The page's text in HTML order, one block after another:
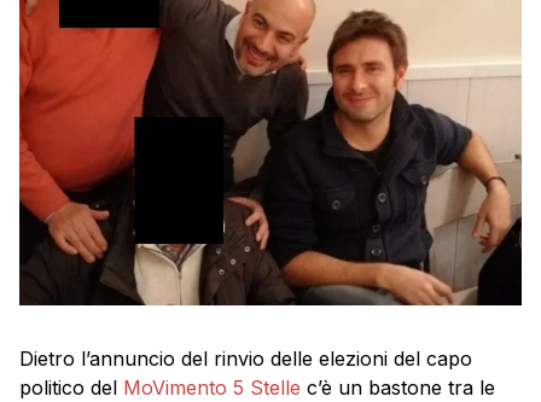
Dietro l’annuncio del rinvio delle elezioni del capo
politico del MoVimento 5 Stelle c’è un bastone tra le